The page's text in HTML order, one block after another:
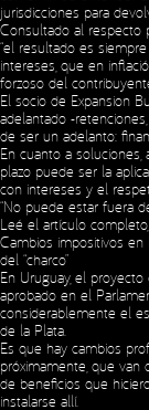
jurisdicciones para
Consultado al respecto
“el resultado es
intereses, que en
forzoso del
El socio de Expansion
adelantado -
de ser un adelanto:
En cuanto a
plazo puede ser la
con intereses y el
“No puede estar fuera
Leé el artículo completo,
Cambios impositivos
del “charco”
En Uruguay, el
aprobado en el
considerablemente el
de la Plata.
Es que hay cambios
próximamente, que
de beneficios que
instalarse allí.